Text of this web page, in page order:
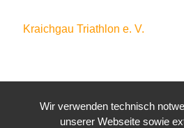
Kraichgau Triathlon e. V.
Wir verwenden technisch
unserer Webseite sowie